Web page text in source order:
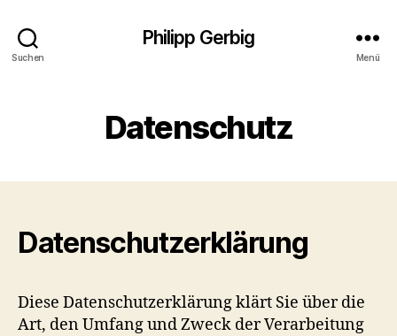
Suchen
Philipp Gerbig
Menü
Datenschutz
Datenschutzerklärung
Diese Datenschutzerklärung klärt Sie über die
Art, den Umfang und Zweck der Verarbeitung